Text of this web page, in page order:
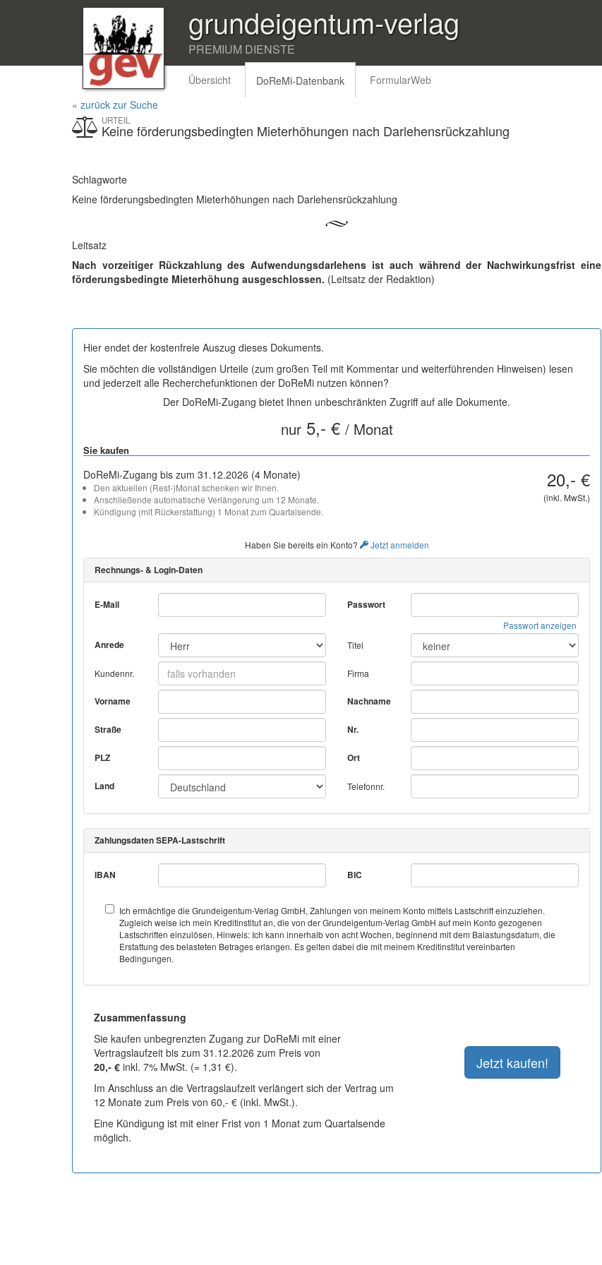
grundeigentum-verlag
PREMIUM DIENSTE
Übersicht DoReMi-Datenbank
FormularWeb
« zurück zur Suche
URTEIL
Keine förderungsbedingten Mieterhöhungen nach Darlehensrückzahlung
Schlagworte
Keine förderungsbedingten Mieterhöhungen nach Darlehensrückzahlung
Leitsatz
Nach vorzeitiger Rückzahlung des Aufwendungsdarlehens ist auch während der Nachwirkungsfrist eine
förderungsbedingte Mieterhöhung ausgeschlossen. (Leitsatz der Redaktion)
Hier endet der kostenfreie Auszug dieses Dokuments.
Sie möchten die vollständigen Urteile (zum großen Teil mit Kommentar und weiterführenden Hinweisen) lesen
und jederzeit alle Recherchefunktionen der DoReMi nutzen können?
Der DoReMi-Zugang bietet Ihnen unbeschränkten Zugriff auf alle Dokumente.
nur5,- € / Monat
Sie kaufen
DoReMi-Zugang bis zum 31.12.2026 (4 Monate)
Den aktuellen (Rest-)Monat schenken wir Ihnen.
Anschließende automatische Verlängerung um 12 Monate.
Kündigung (mit Rückerstattung) 1 Monat zum Quartalsende.
20,- €
(inkl. MwSt.)
Haben Sie bereits ein Konto? Jetzt anmelden
Rechnungs- & Login-Daten
E-Mail Passwort
Passwort anzeigen
Anrede Titel
Kundennr. Firma
Vorname Nachname
Straße Nr.
PLZ Ort
Land Telefonnr.
Zahlungsdaten SEPA-Lastschrift
IBAN BIC
Ich ermächtige die Grundeigentum-Verlag GmbH, Zahlungen von meinem Konto mittels Lastschrift einzuziehen.
Zugleich weise ich mein Kreditinstitut an, die von der Grundeigentum-Verlag GmbH auf mein Konto gezogenen
Lastschriften einzulösen. Hinweis: Ich kann innerhalb von acht Wochen, beginnend mit dem Balastungsdatum, die
Erstattung des belasteten Betrages erlangen. Es gelten dabei die mit meinem Kreditinstitut vereinbarten
Bedingungen.
Zusammenfassung
Sie kaufen unbegrenzten Zugang zur DoReMi mit einer
Vertragslaufzeit bis zum 31.12.2026 zum Preis von
20,- € inkl. 7% MwSt. (= 1,31 €).
Im Anschluss an die Vertragslaufzeit verlängert sich der Vertrag um
12 Monate zum Preis von 60,- € (inkl. MwSt.).
Eine Kündigung ist mit einer Frist von 1 Monat zum Quartalsende
möglich.